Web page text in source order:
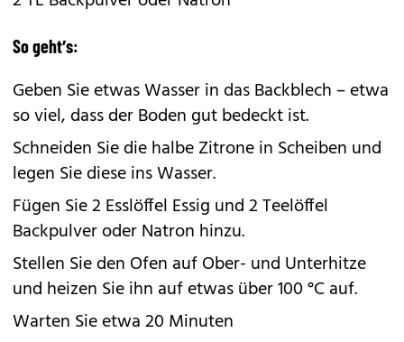
So geht’s:
Geben Sie etwas Wasser in das Backblech – etwa
so viel, dass der Boden gut bedeckt ist.
Schneiden Sie die halbe Zitrone in Scheiben und
legen Sie diese ins Wasser.
Fügen Sie 2 Esslöffel Essig und 2 Teelöffel
Backpulver oder Natron hinzu.
Stellen Sie den Ofen auf Ober- und Unterhitze
und heizen Sie ihn auf etwas über 100 °C auf.
Warten Sie etwa 20 Minuten